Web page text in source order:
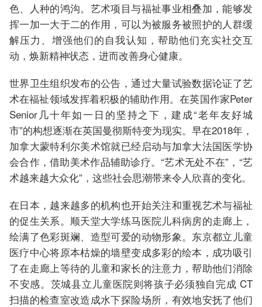
色、人种的鸿沟。艺术项目与福祉事业相叠加，能够发
挥一加一大于二的作用，可以为被服务被照护的人群缓
解压力、增强他们的自我认知，帮助他们充实社交互
动，焕新精神状态，进而改善身心健康。
世界卫生组织发布的公告，通过大量试验数据论证了艺
术在福祉领域发挥着积极的辅助作用。在英国作家Peter
Senior几十年如一日的坚持之下，建成“老年友好城
市”的构想逐渐在英国曼彻斯特变为现实。早在2018年，
加拿大蒙特利尔美术馆就已经启动与加拿大法国医学协
会合作，借助美术作品辅助诊疗。“艺术无处不在”，“艺
术越来越大众化”，这些社会思潮带来令人欣喜的变化。
在日本，越来越多的机构也开始关注和重视艺术与福祉
的促生关系。顺天堂大学练马医院儿科病房的走廊上，
绘满了色彩斑斓、造型可爱的动物形象。东京都立儿童
医疗中心将原本枯燥的墙壁变成多彩的绘本，成功吸引
了在走廊上等待的儿童和家长的注意力，帮助他们消除
不安感。茨城县立儿童医院则将孩子必须独自完成 CT
扫描的检查室改造成水下探险场所，有效地安抚了他们